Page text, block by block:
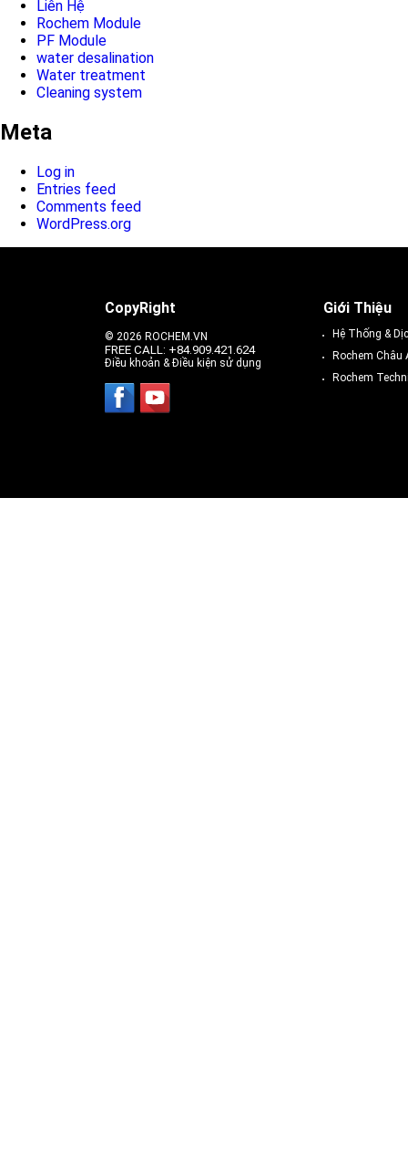
Liên Hệ
Rochem Module
PF Module
water desalination
Water treatment
Cleaning system
Meta
Log in
Entries feed
Comments feed
WordPress.org
CopyRight
© 2026 ROCHEM.VN
FREE CALL: +84.909.421.624
Điều khoản & Điều kiện sử dụng
Giới Thiệu
Hệ Thống &
Rochem Châu
Rochem